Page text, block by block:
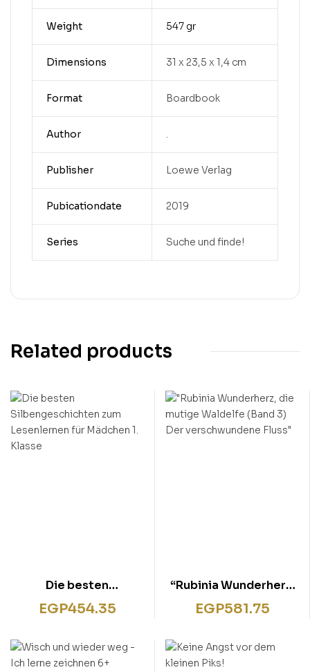
Weight 547 gr
Dimensions 31 x 23,5 x 1,4 cm
Format Boardbook
Author .
Publisher Loewe Verlag
Pubicationdate 2019
Series Suche und finde!
Related products
Die besten
Silbengeschichten
zum Lesenlernen für
EGP454.35
“Rubinia Wunderherz,
die mutige Waldelfe
(Band 3) Der
EGP581.75